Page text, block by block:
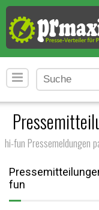
hi-fun Pressemeldungen
fun